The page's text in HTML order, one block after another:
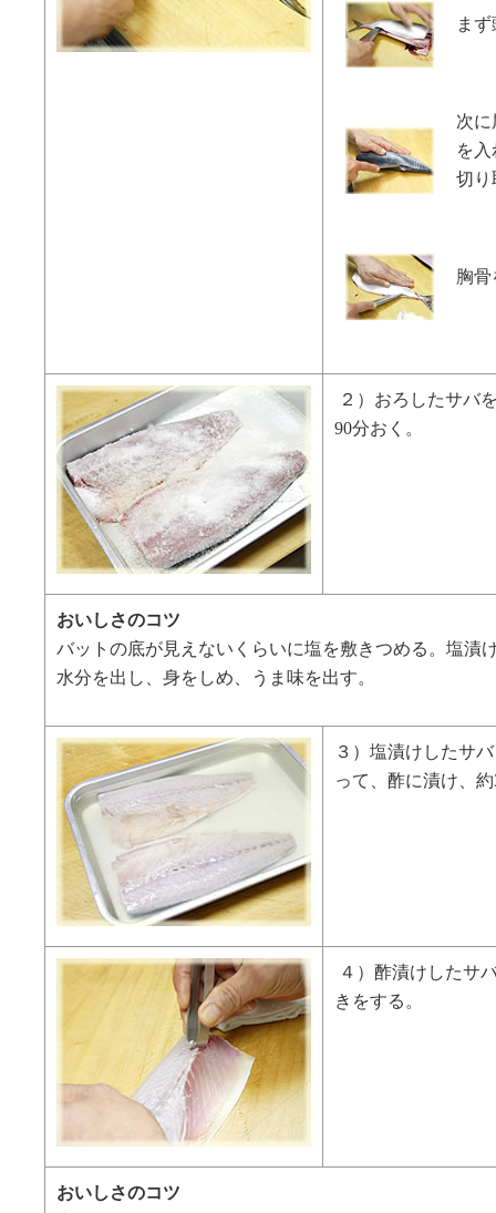
ま
次に
を
切り
胸
２）おろしたサバ
90分おく。
おいしさのコツ
バットの底が見えないくらいに塩を敷きつめる。塩漬
水分を出し、身をしめ、うま味を出す。
３）塩漬けしたサ
って、酢に漬け、
４）酢漬けしたサ
きをする。
おいしさのコツ